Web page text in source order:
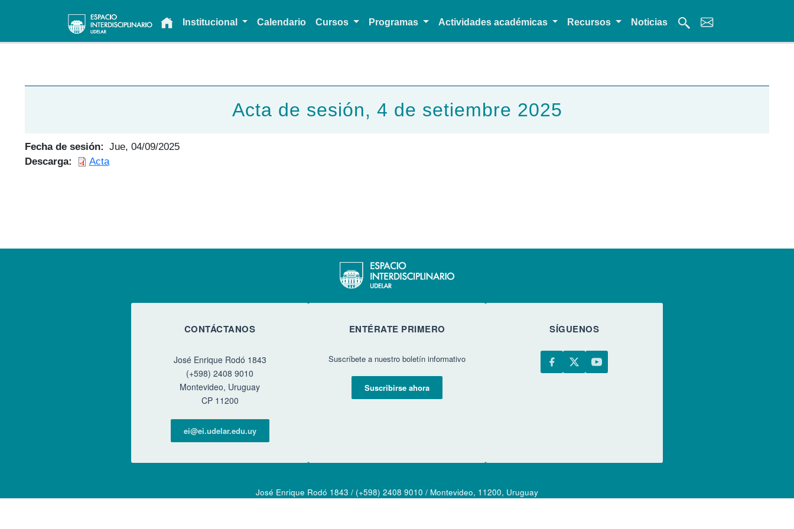
Main navigationInstitucional Calendario Cursos Programas Actividades académicas Recursos Noticias
Acta de sesión, 4 de setiembre 2025
Fecha de sesión
Jue, 04/09/2025
Descarga
Acta
CONTÁCTANOS
José Enrique Rodó 1843
(+598) 2408 9010
Montevideo, Uruguay
CP 11200
ei@ei.udelar.edu.uy
ENTÉRATE PRIMERO
Suscríbete a nuestro boletín informativo
Suscribirse ahora
SÍGUENOS
José Enrique Rodó 1843 / (+598) 2408 9010 / Montevideo, 11200, Uruguay